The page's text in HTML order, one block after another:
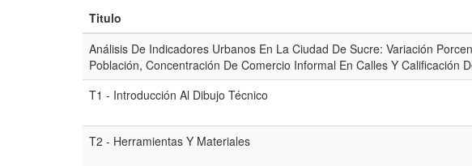
Titulo
Análisis De Indicadores Urbanos En La Ciudad De Sucre: Variación
Población, Concentración De Comercio Informal En Calles Y Calificación
T1 - Introducción Al Dibujo Técnico
T2 - Herramientas Y Materiales